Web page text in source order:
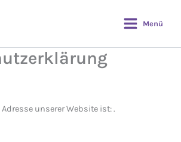
Menü
Adresse unserer Website ist: .